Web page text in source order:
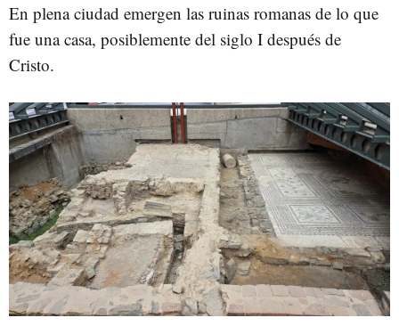
En plena ciudad emergen las ruinas romanas de lo que
fue una casa, posiblemente del siglo I después de
Cristo.